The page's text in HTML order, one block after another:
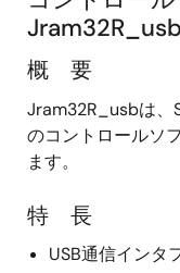
Jram32R_usb
概 要
Jram32R_usbは、
のコントロールソ
ます。
特 長
USB通信インタ